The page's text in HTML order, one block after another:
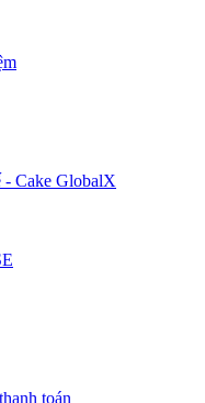
- Cake GlobalX
toán